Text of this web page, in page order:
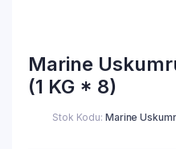
Marine
(1 KG * 8)
Stok Kodu: Marine